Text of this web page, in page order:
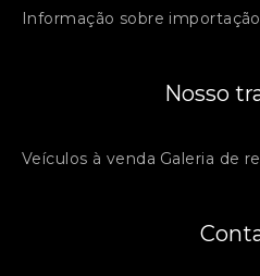
Informação sobre
Nosso
Veículos à venda Galeria de